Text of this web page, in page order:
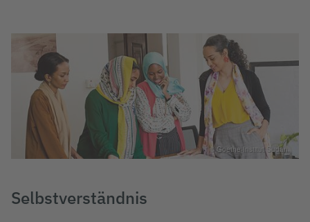
Selbstverständnis
© Goethe-Institut Sudan